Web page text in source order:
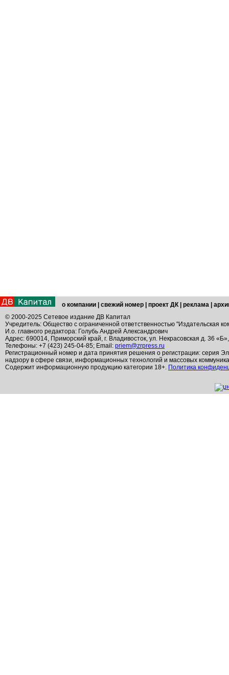
о компании свежий номер проект ДК реклама
© 2000-2025 Сетевое издание ДВ Капитал
Учредитель: Общество с ограниченной ответственностью "Издательская
И.о. главного редактора: Голубь Андрей Александрович
Адрес: 690014, Приморский край, г. Владивосток, ул. Некрасовская д. 36
Телефоны: +7 (423) 245-04-85; Email: priem@zrpress.ru
Регистрационный номер и дата принятия решения о регистрации: серия
надзору в сфере связи, информационных технологий и массовых
Содержит информационную продукцию категории 18+. Политика